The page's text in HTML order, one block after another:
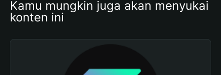
Kamu mungkin juga akan menyukai
konten ini